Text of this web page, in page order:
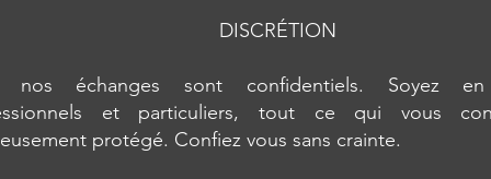
DISCRÉTION
nos échanges sont confidentiels. Soyez en
et particuliers, tout ce qui vous
protégé. Confiez vous sans crainte.